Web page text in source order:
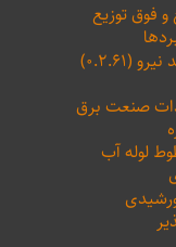
و فوق توزیع
صنعت برق
لوله آب